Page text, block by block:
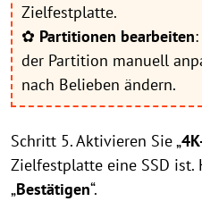
Zielfestplatte.
✿ Partitionen bearbeiten
der Partition manuell
nach Belieben ändern.
Schritt 5. Aktivieren Sie „
Zielfestplatte eine SSD ist.
„Bestätigen“.